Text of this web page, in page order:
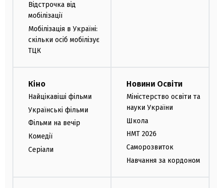
Відстрочка від
мобілізації
Мобілізація в Україні:
скільки осіб мобілізує
ТЦК
Кіно
Найцікавіші фільми
Українські фільми
Фільми на вечір
Комедії
Серіали
Новини Освіти
Міністерство освіти та
науки України
Школа
НМТ 2026
Саморозвиток
Навчання за кордоном